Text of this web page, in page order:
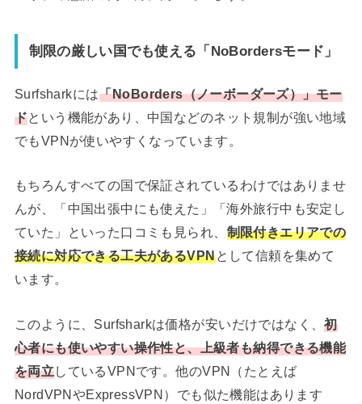
制限の厳しい国でも使える「NoBordersモード」
Surfsharkには「NoBorders（ノーボーダーズ）」モー
ドという機能があり、中国などのネット規制が強い地域
でもVPNが使いやすくなっています。
もちろんすべての国で保証されているわけではありませ
んが、「中国出張中にも使えた」「海外旅行中も安定し
ていた」といった口コミも見られ、 制限付きエリアでの
接続に対応できる工夫があるVPNとして信頼を集めて
います。
このように、Surfsharkは価格が安いだけではなく、初
心者にも使いやすい操作性と、上級者も納得できる機能
を両立しているVPNです。他のVPN（たとえば
NordVPNやExpressVPN）でも似た機能はあります